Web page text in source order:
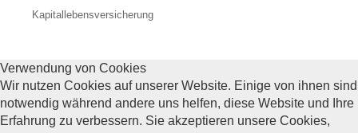
Kapitallebensversicherung
Verwendung von Cookies
Wir nutzen Cookies auf unserer Website. Einige von ihnen sind
notwendig während andere uns helfen, diese Website und Ihre
Erfahrung zu verbessern. Sie akzeptieren unsere Cookies,